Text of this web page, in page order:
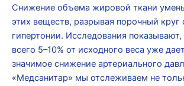
Снижение объема жировой ткани
этих веществ, разрывая порочный
гипертонии. Исследования показывают,
всего 5–10% от исходного веса уже
значимое снижение артериального
«Медсанитар» мы отслеживаем не